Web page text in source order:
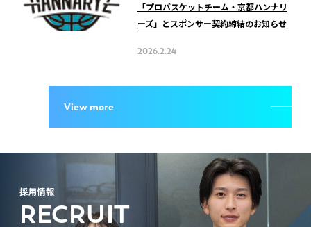
「プロバスケットチーム・京都ハンナリ
ーズ」とスポンサー契約締結のお知らせ
2026.2.24
View more
採用情報
RECRUIT